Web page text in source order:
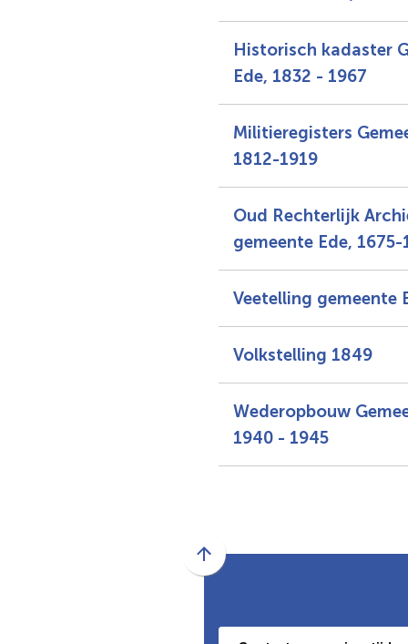
Historisch kadaster
Ede, 1832 - 1967
Militieregisters
1812-1919
Oud Rechterlijk
gemeente Ede, 1675-
Veetelling gemeente
Volkstelling 1849
Wederopbouw
1940 - 1945
Scroll
naar